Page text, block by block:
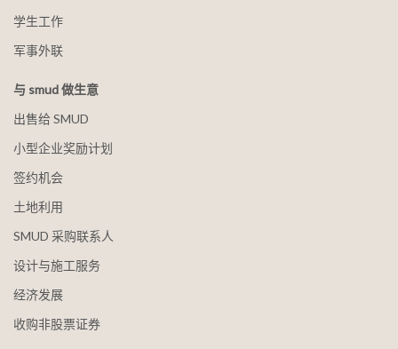
学生工作
军事外联
与 smud 做生意
出售给 SMUD
小型企业奖励计划
签约机会
土地利用
SMUD 采购联系人
设计与施工服务
经济发展
收购非股票证券